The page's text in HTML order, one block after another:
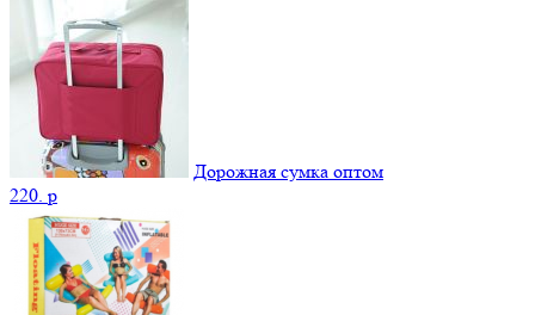
Дорожная сумка оптом
220. p